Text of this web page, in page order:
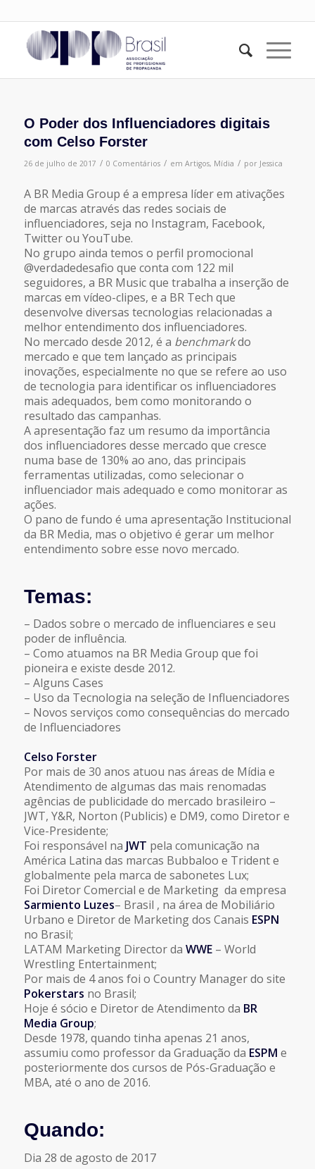
O Poder dos Influenciadores digitais
com Celso Forster
26 de julho de 2017 / 0 Comentários / em Artigos, Mídia / por Jessica
A BR Media Group é a empresa líder em ativações
de marcas através das redes sociais de
influenciadores, seja no Instagram, Facebook,
Twitter ou YouTube.
No grupo ainda temos o perfil promocional
@verdadedesafio que conta com 122 mil
seguidores, a BR Music que trabalha a inserção de
marcas em vídeo-clipes, e a BR Tech que
desenvolve diversas tecnologias relacionadas a
melhor entendimento dos influenciadores.
No mercado desde 2012, é a benchmarkdo
mercado e que tem lançado as principais
inovações, especialmente no que se refere ao uso
de tecnologia para identificar os influenciadores
mais adequados, bem como monitorando o
resultado das campanhas.
A apresentação faz um resumo da importância
dos influenciadores desse mercado que cresce
numa base de 130% ao ano, das principais
ferramentas utilizadas, como selecionar o
influenciador mais adequado e como monitorar as
ações.
O pano de fundo é uma apresentação Institucional
da BR Media, mas o objetivo é gerar um melhor
entendimento sobre esse novo mercado.
Temas:
– Dados sobre o mercado de influenciares e seu
poder de influência.
– Como atuamos na BR Media Group que foi
pioneira e existe desde 2012.
– Alguns Cases
– Uso da Tecnologia na seleção de Influenciadores
– Novos serviços como consequências do mercado
de Influenciadores
Celso Forster
Por mais de 30 anos atuou nas áreas de Mídia e
Atendimento de algumas das mais renomadas
agências de publicidade do mercado brasileiro –
JWT, Y&R, Norton (Publicis) e DM9, como Diretor e
Vice-Presidente;
Foi responsável na JWT pela comunicação na
América Latina das marcas Bubbaloo e Trident e
globalmente pela marca de sabonetes Lux;
Foi Diretor Comercial e de Marketing da empresa
Sarmiento Luzes– Brasil , na área de Mobiliário
Urbano e Diretor de Marketing dos Canais ESPN
no Brasil;
LATAM Marketing Director da WWE– World
Wrestling Entertainment;
Por mais de 4 anos foi o Country Manager do site
Pokerstars no Brasil;
Hoje é sócio e Diretor de Atendimento da BR
Media Group;
Desde 1978, quando tinha apenas 21 anos,
assumiu como professor da Graduação da ESPM e
posteriormente dos cursos de Pós-Graduação e
MBA, até o ano de 2016.
Quando:
Dia 28 de agosto de 2017